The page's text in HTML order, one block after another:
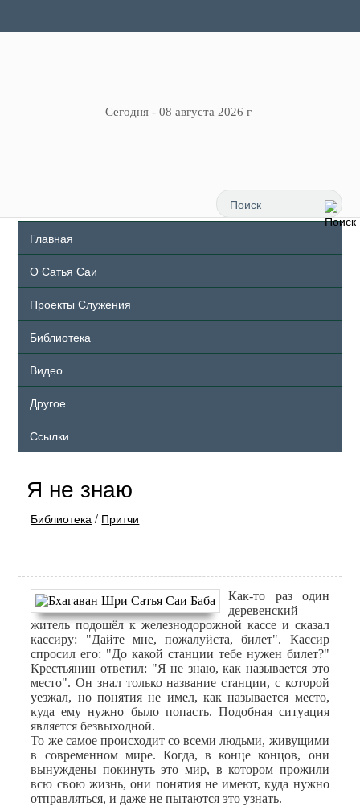
Сегодня - 08 августа 2026 г
Главная
О Сатья Саи
Проекты Служения
Библиотека
Видео
Другое
Ссылки
Я не знаю
Библиотека / Притчи
Как-то раз один
деревенский
житель подошёл к железнодорожной кассе и сказал
кассиру: "Дайте мне, пожалуйста, билет". Кассир
спросил его: "До какой станции тебе нужен билет?"
Крестьянин ответил: "Я не знаю, как называется это
место". Он знал только название станции, с которой
уезжал, но понятия не имел, как называется место,
куда ему нужно было попасть. Подобная ситуация
является безвыходной.
То же самое происходит со всеми людьми, живущими
в современном мире. Когда, в конце концов, они
вынуждены покинуть это мир, в котором прожили
всю свою жизнь, они понятия не имеют, куда нужно
отправляться, и даже не пытаются это узнать.